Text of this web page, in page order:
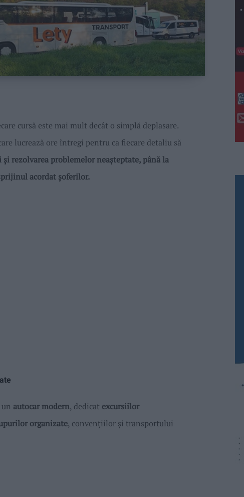
cursă este mai mult decât o simplă deplasare.
lucrează ore întregi pentru ca fiecare detaliu să
rezolvarea problemelor neașteptate, până la
acordat șoferilor.
autocar modern, dedicat excursiilor
organizate, convențiilor și transportului